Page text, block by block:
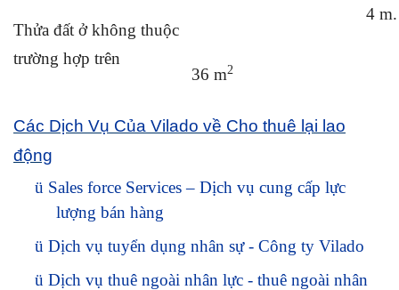
Thửa đất ở không thuộc
trường hợp trên
36 m2
4 m.
Các Dịch Vụ Của Vilado về Cho thuê lại lao
động
ü Sales force Services – Dịch vụ cung cấp lực
lượng bán hàng
ü Dịch vụ tuyển dụng nhân sự - Công ty Vilado
ü Dịch vụ thuê ngoài nhân lực - thuê ngoài nhân